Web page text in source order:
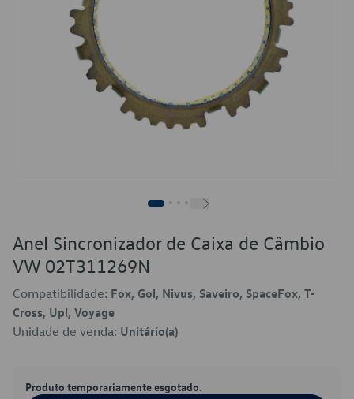
Anel Sincronizador de Caixa de Câmbio
VW 02T311269N
Compatibilidade: Fox, Gol, Nivus, Saveiro, SpaceFox, T-
Cross, Up!, Voyage
Unidade de venda: Unitário(a)
Produto temporariamente esgotado.